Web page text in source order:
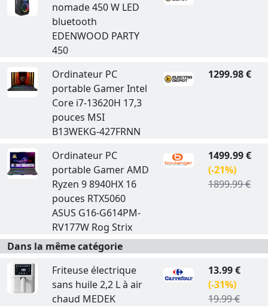
nomade 450 W LED
bluetooth
EDENWOOD PARTY
450
Ordinateur PC
portable Gamer Intel
Core i7-13620H 17,3
pouces MSI
B13WEKG-427FRNN
1299.98 €
Ordinateur PC
portable Gamer AMD
Ryzen 9 8940HX 16
pouces RTX5060
ASUS G16-G614PM-
RV177W Rog Strix
1499.99 €
(-21%)
1899.99 €
Dans la même catégorie
Friteuse électrique
sans huile 2,2 L à air
chaud MEDEK
13.99 €
(-31%)
19.99 €